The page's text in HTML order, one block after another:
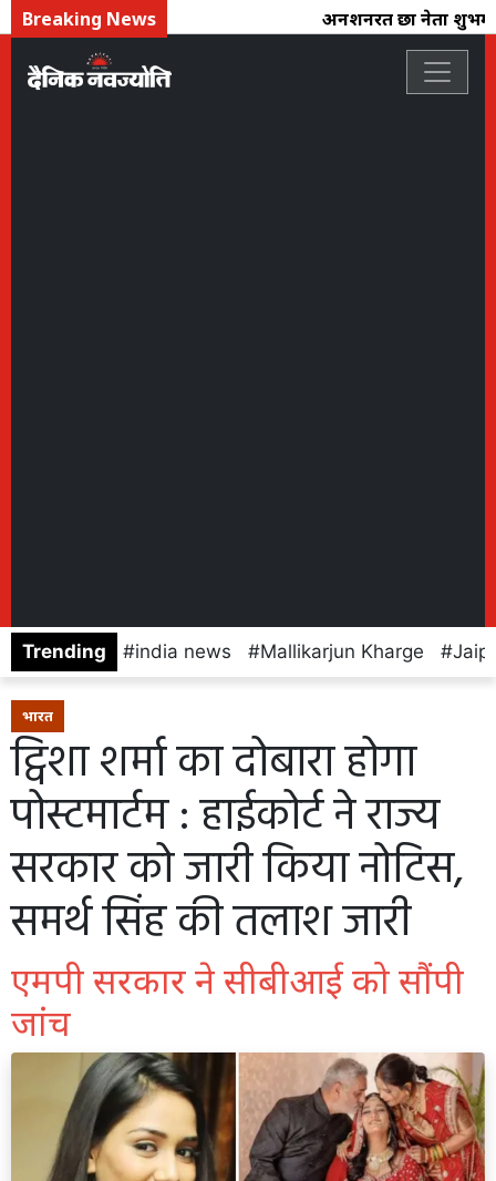
Breaking News अनशनरत छात्र नेता
Trending india news Mallikarjun Kharge
भारत
ट्विशा शर्मा का दोबारा होगा
पोस्टमार्टम : हाईकोर्ट ने राज्य
सरकार को जारी किया नोटिस,
समर्थ सिंह की तलाश जारी
एमपी सरकार ने सीबीआई को सौंपी
जांच